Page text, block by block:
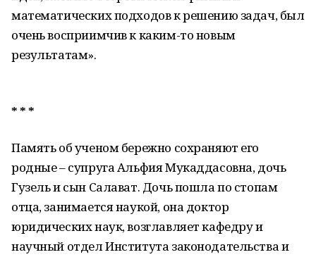
математических подходов к решению задач, был
очень восприимчив к каким-то новым
результатам».
* * *
Память об ученом бережно сохраняют его
родные – супруга Альфия Мукаддасовна, дочь
Гузель и сын Салават. Дочь пошла по стопам
отца, занимается наукой, она доктор
юридических наук, возглавляет кафедру и
научный отдел Института законодательства и